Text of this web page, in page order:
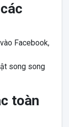
Facebook,
song song
toàn